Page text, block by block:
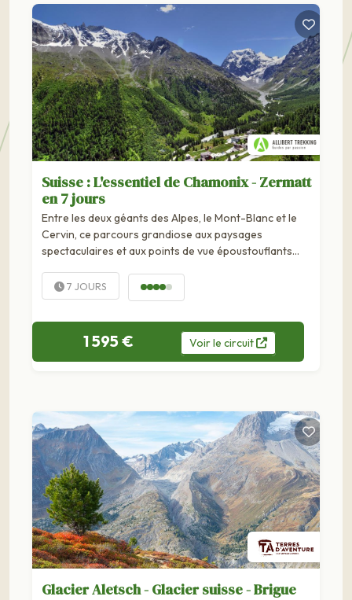
Suisse : L'essentiel de Chamonix - Zermatt
en 7 jours
Entre les deux géants des Alpes, le Mont-Blanc et le
Cervin, ce parcours grandiose aux paysages
spectaculaires et aux points de vue époustouflants
glaciaire....
7 JOURS
1 595 € Voirle circuit
Glacier Aletsch - Glacier suisse - Brigue